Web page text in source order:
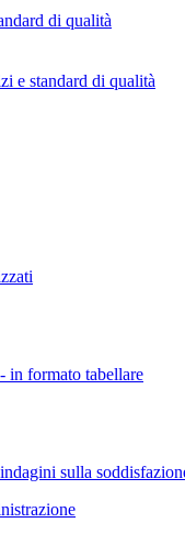
di qualità
e standard di qualità
in formato tabellare
sulla